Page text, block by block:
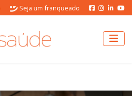
Seja um franqueado